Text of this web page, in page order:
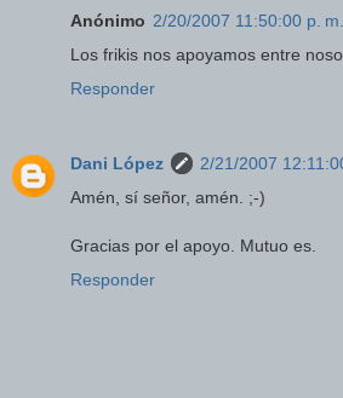
Anónimo 2/20/2007 11:50:00 p. m.
Los frikis nos apoyamos entre
Responder
Dani López
2/21/2007
Amén, sí señor, amén. ;-)
Gracias por el apoyo. Mutuo es.
Responder